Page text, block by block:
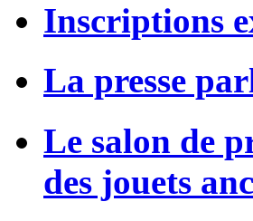
Inscriptions
La presse
Le salon de
des jouets